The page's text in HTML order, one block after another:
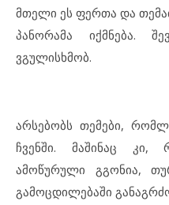
მთელი ეს ფერთა და
პანორამა იქმნება.
ვგულისხმობ.
არსებობს თემები,
ჩვენში. მაშინაც კი,
ამოწურული გგონია,
გამოცდილებაში